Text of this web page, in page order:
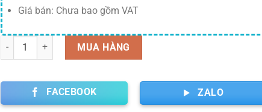
Giá bán: Chưa bao gồm VAT
Số lượng MUA HÀNG
FACEBOOK ZALO